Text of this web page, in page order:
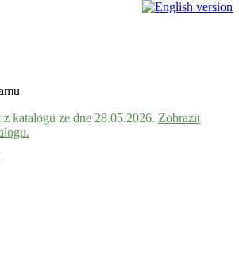
katalogu ze dne 28.05.2026. Zobrazit